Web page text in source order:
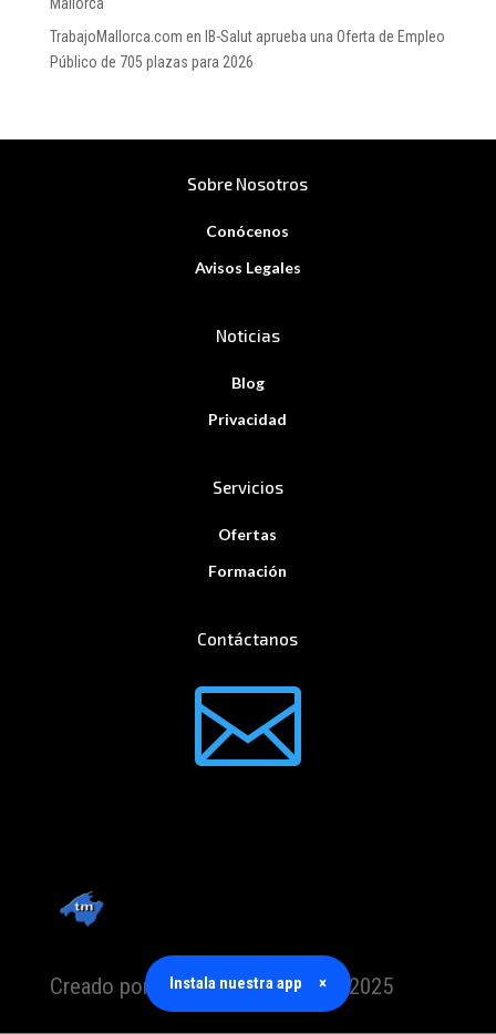
TrabajoMallorca.com en IB-Salut aprueba una Oferta de Empleo
Público de 705 plazas para 2026
Sobre Nosotros
Conócenos
Avisos Legales
Noticias
Blog
Privacidad
Servicios
Ofertas
Formación
Contáctanos

Creado por TrabajoMallorca.com 2025
Instala nuestra app ×